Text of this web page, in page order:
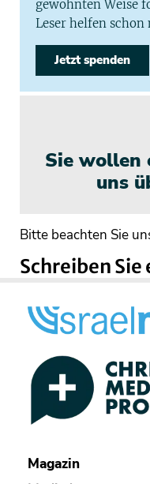
gewohnten Weise
Leser helfen schon
Jetzt spenden
Sie wollen
uns
Bitte beachten Sie
Schreiben
Magazin